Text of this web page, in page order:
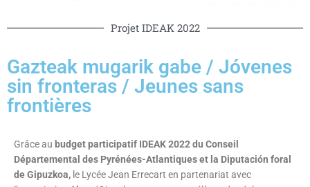
Projet IDEAK 2022
Gazteak mugarik gabe / Jóvenes
sin fronteras / Jeunes sans
frontières
Grâce au budget participatif IDEAK 2022 du Conseil
Départemental des Pyrénées-Atlantiques et la Diputación foral
de Gipuzkoa, le Lycée Jean Errecart en partenariat avec